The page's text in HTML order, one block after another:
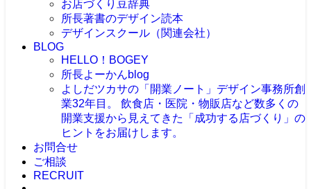
お店づくり豆辞典
所長著書のデザイン読本
デザインスクール（関連会社）
BLOG
HELLO！BOGEY
所長よーかんblog
よしだツカサの「開業ノート」 デザイン事務所創
業32年目。 飲食店・医院・物販店など数多くの
開業支援から見えてきた「成功する店づくり」の
ヒントをお届けします。
お問合せ
ご相談
RECRUIT